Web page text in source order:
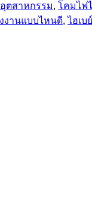
ตสาหกรรม, โคมไฟ
งานแบบไหนดี,ไฮเบย์